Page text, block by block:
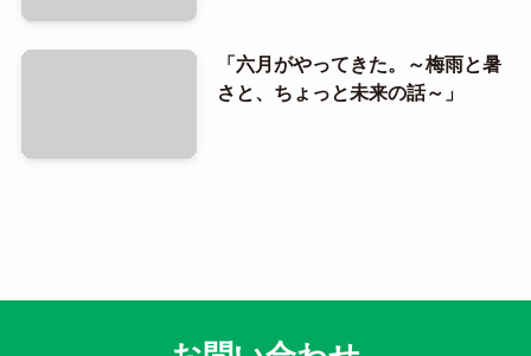
「六月がやってきた。～梅雨と暑
さと、ちょっと未来の話～」